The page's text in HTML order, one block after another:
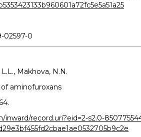
02597-0
Makhova, N.N.
aminofuroxans
record.uri?eid=2-s2.0-